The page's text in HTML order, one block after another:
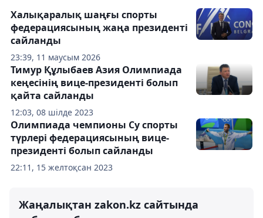
23:39, 11 маусым 2026
Халықаралық шаңғы спорты
федерациясының жаңа президенті
сайланды
12:03, 08 шілде 2023
Тимур Құлыбаев Азия Олимпиада
кеңесінің вице-президенті болып
қайта сайланды
22:11, 15 желтоқсан 2023
Олимпиада чемпионы Су спорты
түрлері федерациясының вице-
президенті болып сайланды
Жаңалықтан zakon.kz сайтында